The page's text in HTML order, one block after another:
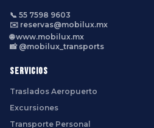
📞 55 7598 9603
✉️ reservas@mobilux.mx
🌐 www.mobilux.mx
📸 @mobilux_transports
Servicios
Traslados Aeropuerto
Excursiones
Transporte Personal